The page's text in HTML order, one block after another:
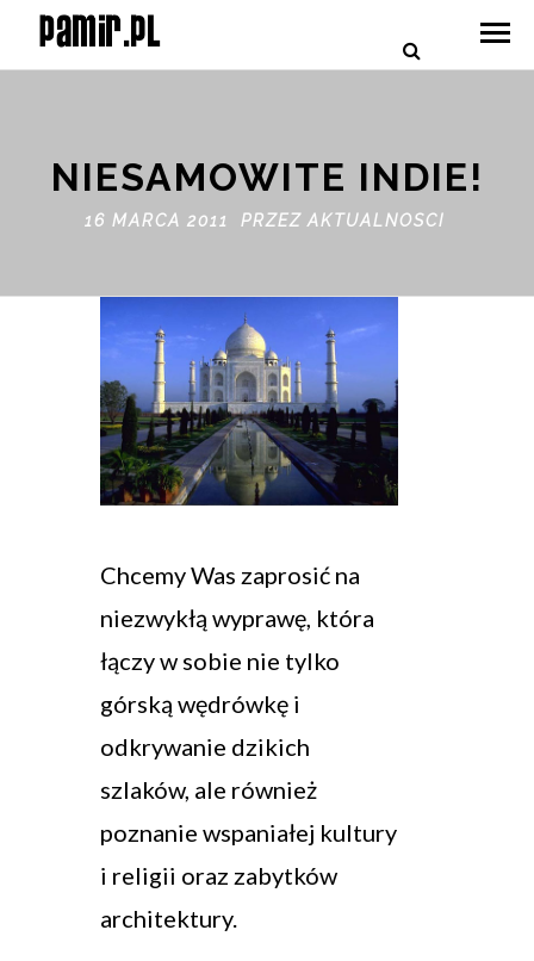
NIESAMOWITE INDIE!
16 MARCA 2011 PRZEZAKTUALNOSCI
Chcemy Was zaprosić na
niezwykłą wyprawę, która
łączy w sobie nie tylko
górską wędrówkę i
odkrywanie dzikich
szlaków, ale również
poznanie wspaniałej kultury
i religii oraz zabytków
architektury.